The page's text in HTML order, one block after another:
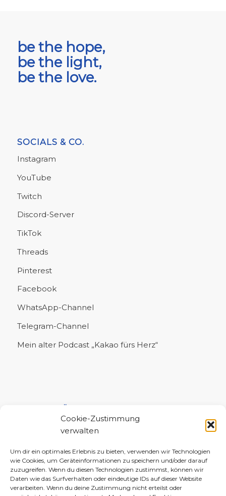
Cookie-Zustimmung
verwalten
Um dir ein optimales Erlebnis zu bieten, verwenden wir Technologien
wie Cookies, um Geräteinformationen zu speichern und/oder darauf
zuzugreifen. Wenn du diesen Technologien zustimmst, können wir
Daten wie das Surfverhalten oder eindeutige IDs auf dieser Website
verarbeiten. Wenn du deine Zustimmung nicht erteilst oder
be the hope,
be the light,
be the love.
SOCIALS & CO.
Instagram
YouTube
Twitch
Discord-Server
TikTok
Threads
Pinterest
Facebook
WhatsApp-Channel
Telegram-Channel
Mein alter Podcast „Kakao fürs Herz“